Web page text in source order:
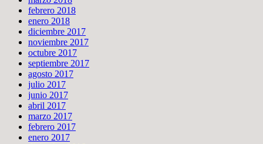
febrero 2018
enero 2018
diciembre 2017
noviembre 2017
octubre 2017
septiembre 2017
agosto 2017
julio 2017
junio 2017
abril 2017
marzo 2017
febrero 2017
enero 2017